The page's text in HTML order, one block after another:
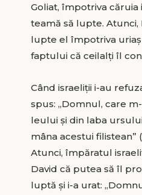
Goliat, împotriva căruia
teamă să lupte. Atunci,
lupte el împotriva
faptului că ceilalți îl
Când israeliții i-au
spus: „Domnul, care
leului și din laba
mâna acestui filistean”
Atunci, împăratul
David că putea să îl
luptă și i-a urat: